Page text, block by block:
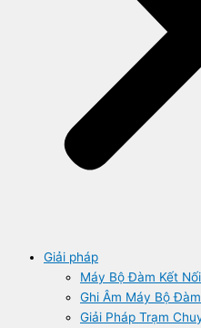
Giải pháp
Máy Bộ Đàm Kết
Ghi Âm Máy Bộ Đàm
Giải Pháp Trạm